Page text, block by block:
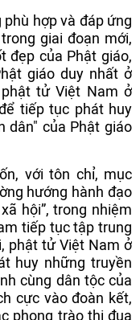
hợp và đáp ứng
giai đoạn mới,
đẹp của Phật giáo,
giáo duy nhất ở
tử Việt Nam ở
tiếp tục phát huy
dân" của Phật giáo
với tôn chỉ, mục
hướng hành đạo
hội”, trong nhiệm
tiếp tục tập trung
phật tử Việt Nam ở
huy những truyền
cùng dân tộc của
cực vào đoàn kết,
phong trào thi đua